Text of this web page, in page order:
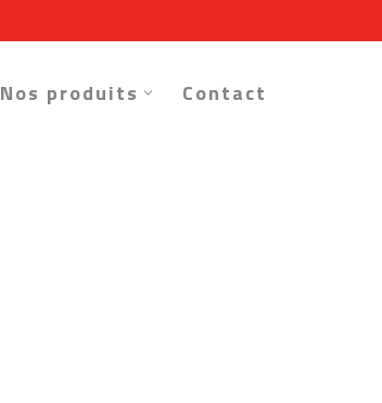
Nos produits Contact